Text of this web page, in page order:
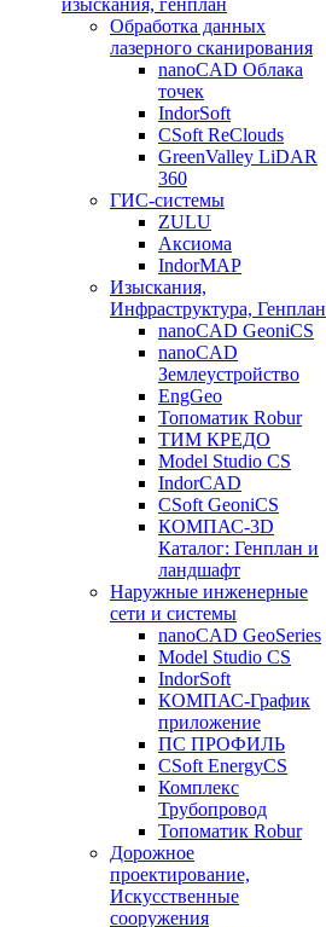
изыскания, генплан
Обработка данных
лазерного сканирования
nanoCAD Облака
точек
IndorSoft
CSoft ReClouds
GreenValley LiDAR
360
ГИС-системы
ZULU
Аксиома
IndorMAP
Изыскания,
Инфраструктура, Генплан
nanoCAD GeoniCS
nanoCAD
Землеустройство
EngGeo
Топоматик Robur
ТИМ КРЕДО
Model Studio CS
IndorCAD
CSoft GeoniCS
КОМПАС-3D
Каталог: Генплан и
ландшафт
Наружные инженерные
сети и системы
nanoCAD GeoSeries
Model Studio CS
IndorSoft
КОМПАС-График
приложение
ПС ПРОФИЛЬ
CSoft EnergyCS
Комплекс
Трубопровод
Топоматик Robur
Дорожное
проектирование,
Искусственные
сооружения